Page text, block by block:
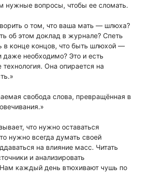
нужные вопросы, чтобы ее сломать.
о том, что ваша мать — шлюха?
об этом доклад в журнале? Спеть
в конце концов, что быть шлюхой —
даже необходимо? Это и есть
Она опирается на
свобода слова, превращённая в
что нужно оставаться
нужно всегда думать своей
на влияние масс. Читать
и анализировать
каждый день втюхивают чушь по